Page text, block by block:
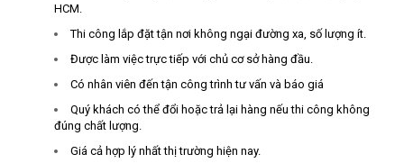
HCM.
Thi công lắp đặt tận nơi không ngại đường xa, số lượng ít.
Được làm việc trực tiếp với chủ cơ sở hàng đầu.
Có nhân viên đến tận công trình tư vấn và báo giá
Quý khách có thể đổi hoặc trả lại hàng nếu thi công không
đúng chất lượng.
Giá cả hợp lý nhất thị trường hiện nay.